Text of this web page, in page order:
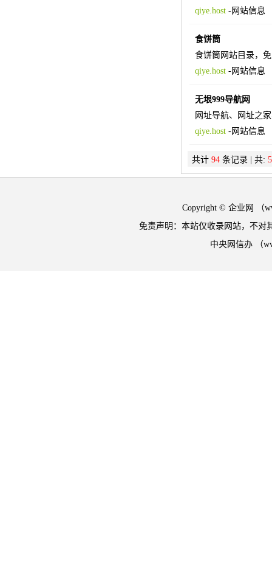
qiye.host-网站信息
食饼筒
食饼筒网站目录，
qiye.host-网站信息
无垠999导航网
网址导航、网址之
qiye.host-网站信息
共计 94条记录 | 共: 5
Copyright © 企业网 （
免责声明：本站仅收录网站，不对
中央网信办 （